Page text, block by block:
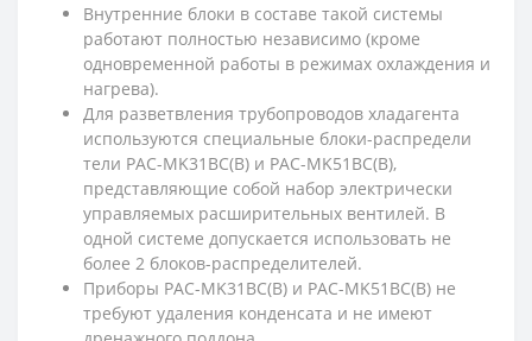
Внутренние блоки в составе такой системы
работают полностью независимо (кроме
одновременной работы в режимах охлаждения и
нагрева).
Для разветвления трубопроводов хладагента
используются специальные блоки-распредели
тели PAC-MK31BC(B) и PAC-MK51BC(B),
представляющие собой набор электрически
управляемых расширительных вентилей. В
одной системе допускается использовать не
более 2 блоков-распределителей.
Приборы PAC-MK31BC(B) и PAC-MK51BC(B) не
требуют удаления конденсата и не имеют